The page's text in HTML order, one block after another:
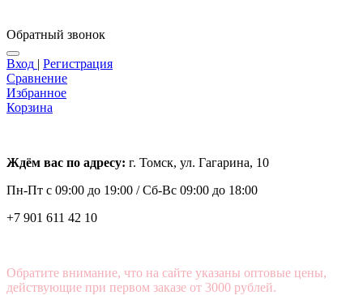
Обратный звонок
Вход | Регистрация
Сравнение
Избранное
Корзина
Ждём вас по адресу: г. Томск, ул. Гагарина, 10
Пн-Пт с 09:00 до 19:00 /Сб-Вс 09:00 до 18:00
+7 901 611 42 10
Обратите внимание, что на сайте указаны оптовые цены,
действующие при первом заказе от 3000 рублей.